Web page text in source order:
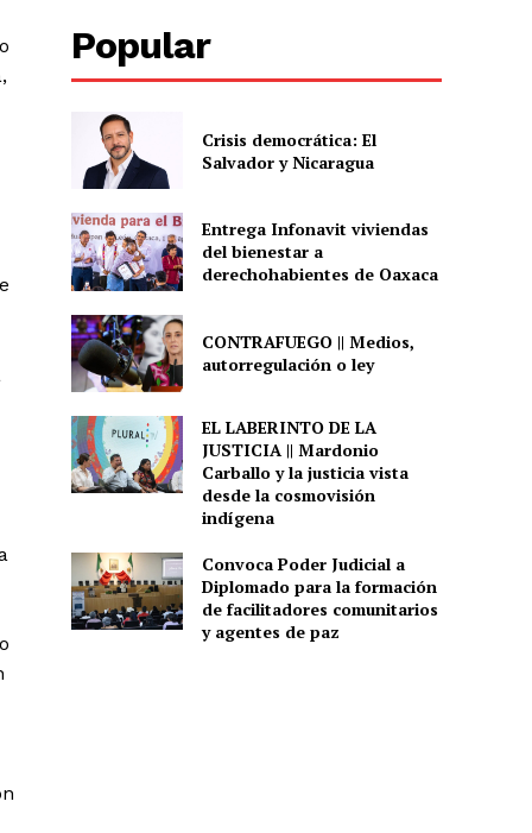
Popular
Crisis democrática: El
Salvador y Nicaragua
Entrega Infonavit viviendas
del bienestar a
derechohabientes de Oaxaca
CONTRAFUEGO || Medios,
autorregulación o ley
EL LABERINTO DE LA
JUSTICIA || Mardonio
Carballo y la justicia vista
desde la cosmovisión
indígena
Convoca Poder Judicial a
Diplomado para la formación
de facilitadores comunitarios
y agentes de paz